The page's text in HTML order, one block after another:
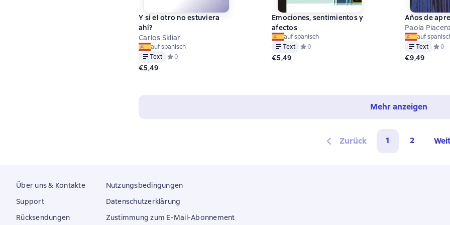
Y si el otro no estuviera
ahí?
Carlos Skliar
auf spanisch
Text
Средний рейтинг 0 на основе 0 оценок
0
€5,49
Emociones, sentimientos y
afectos
auf spanisch
Text
Средний рейтинг 0 на основе 0 оценок
0
€5,49
Años de
Paola
auf
Text
0
€9,49
Mehr anzeigen
Zurück 1 2
Über uns & Kontakte
Support
Rücksendungen
Nutzungsbedingungen
Datenschutzerklärung
Zustimmung zum E-Mail-Abonnement